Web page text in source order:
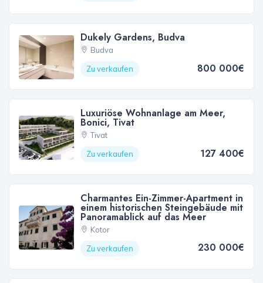
Dukely Gardens, Budva
Budva
Zu verkaufen
800 000€
Luxuriöse Wohnanlage am Meer,
Bonici, Tivat
Tivat
Zu verkaufen
127 400€
Charmantes Ein-Zimmer-Apartment in
einem historischen Steingebäude mit
Panoramablick auf das Meer
Kotor
Zu verkaufen
230 000€